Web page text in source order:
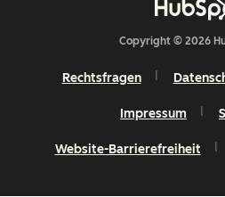
Copyright © 2026
Rechtsfragen
Impressum
Website-Barrierefreiheit